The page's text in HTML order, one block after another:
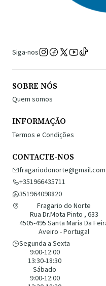
Siga-nos
SOBRE NÓS
Quem somos
INFORMAÇÃO
Termos e Condições
CONTACTE-NOS
fragariodonorte@gmail.com
+351966435711
351964098820
Fragario do Norte
Rua Dr.Mota Pinto , 633
4505-495 Santa Maria Da
Aveiro - Portugal
Segunda a Sexta
9:00-12:00
13:30-18:30
Sábado
9:00-12:00